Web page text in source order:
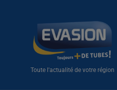
Toute l'actualité de votre région